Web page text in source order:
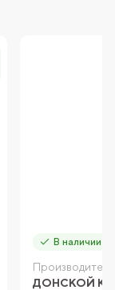
В наличии
ДОНСКОЙ